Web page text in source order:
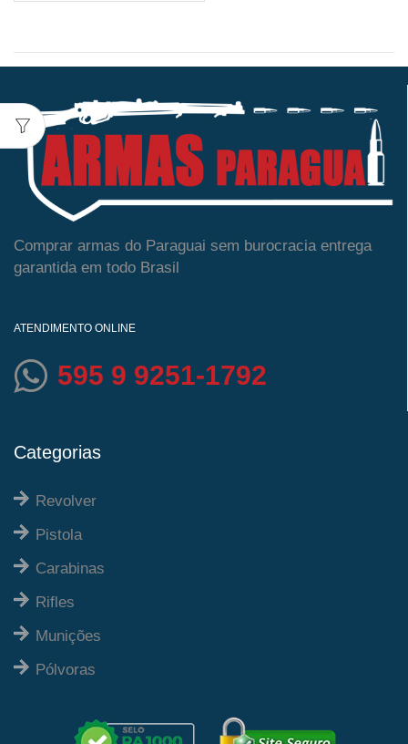
Comprar armas do Paraguai sem burocracia entrega
garantida em todo Brasil
ATENDIMENTO ONLINE
595 9 9251-1792
Categorias
Revolver
Pistola
Carabinas
Rifles
Munições
Pólvoras